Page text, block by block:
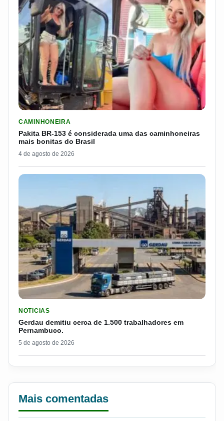
CAMINHONEIRA
Pakita BR-153 é considerada uma das caminhoneiras
mais bonitas do Brasil
4 de agosto de 2026
NOTICIAS
Gerdau demitiu cerca de 1.500 trabalhadores em
Pernambuco.
5 de agosto de 2026
Mais comentadas